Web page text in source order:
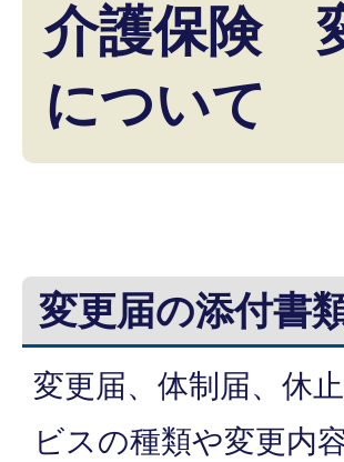
介護保険
について
変更届の添付書
変更届、体制届、休
ビスの種類や変更内